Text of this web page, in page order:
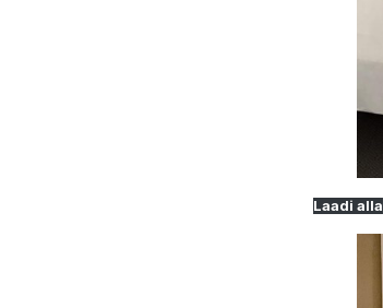
Laadi alla